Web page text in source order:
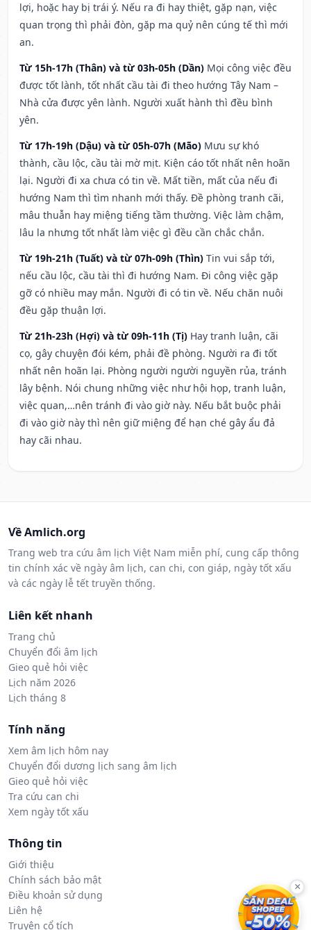
lợi, hoặc hay bị trái ý. Nếu ra đi hay thiệt, gặp nạn, việc
quan trọng thì phải đòn, gặp ma quỷ nên cúng tế thì mới
an.
Từ 15h-17h (Thân) và từ 03h-05h (Dần) Mọi công việc đều
được tốt lành, tốt nhất cầu tài đi theo hướng Tây Nam –
Nhà cửa được yên lành. Người xuất hành thì đều bình
yên.
Từ 17h-19h (Dậu) và từ 05h-07h (Mão) Mưu sự khó
thành, cầu lộc, cầu tài mờ mịt. Kiện cáo tốt nhất nên hoãn
lại. Người đi xa chưa có tin về. Mất tiền, mất của nếu đi
hướng Nam thì tìm nhanh mới thấy. Đề phòng tranh cãi,
mâu thuẫn hay miệng tiếng tầm thường. Việc làm chậm,
lâu la nhưng tốt nhất làm việc gì đều cần chắc chắn.
Từ 19h-21h (Tuất) và từ 07h-09h (Thìn) Tin vui sắp tới,
nếu cầu lộc, cầu tài thì đi hướng Nam. Đi công việc gặp
gỡ có nhiều may mắn. Người đi có tin về. Nếu chăn nuôi
đều gặp thuận lợi.
Từ 21h-23h (Hợi) và từ 09h-11h (Tị) Hay tranh luận, cãi
cọ, gây chuyện đói kém, phải đề phòng. Người ra đi tốt
nhất nên hoãn lại. Phòng người người nguyền rủa, tránh
lây bệnh. Nói chung những việc như hội họp, tranh luận,
việc quan,…nên tránh đi vào giờ này. Nếu bắt buộc phải
đi vào giờ này thì nên giữ miệng để hạn ché gây ẩu đả
hay cãi nhau.
Về Amlich.org
Trang web tra cứu âm lịch Việt Nam miễn phí, cung cấp thông
tin chính xác về ngày âm lịch, can chi, con giáp, ngày tốt xấu
và các ngày lễ tết truyền thống.
Liên kết nhanh
Trang chủ
Chuyển đổi âm lịch
Gieo quẻ hỏi việc
Lịch năm 2026
Lịch tháng 8
Tính năng
Xem âm lịch hôm nay
Chuyển đổi dương lịch sang âm lịch
Gieo quẻ hỏi việc
Tra cứu can chi
Xem ngày tốt xấu
Thông tin
Giới thiệu
Chính sách bảo mật
Điều khoản sử dụng
Liên hệ
Truyện cổ tích
×